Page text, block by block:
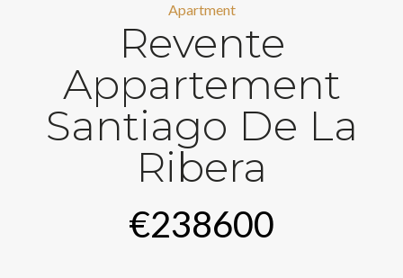
Apartment
Revente
Appartement
Santiago De La
Ribera
€238600